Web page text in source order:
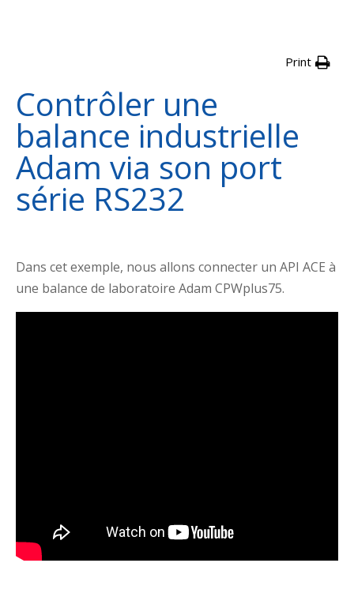
Print
Contrôler une
balance industrielle
Adam via son port
série RS232
Dans cet exemple, nous allons connecter un API ACE à
une balance de laboratoire Adam CPWplus75.